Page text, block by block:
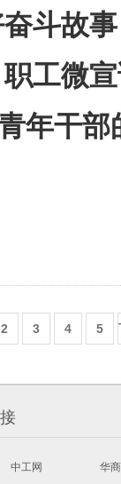
斗故
工微
年干部
2 3 4 5
中工网 华